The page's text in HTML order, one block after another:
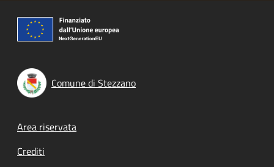
Comune di Stezzano
Footer menu
Area riservata
Crediti